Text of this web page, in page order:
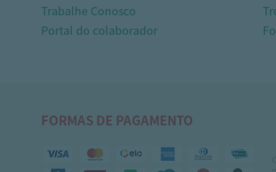
Trabalhe Conosco
Portal do colaborador
FORMAS DE PAGAMENTO